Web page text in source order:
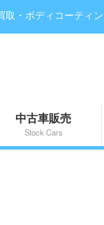
取・ボディコーティ
中古車販売
Stock Cars